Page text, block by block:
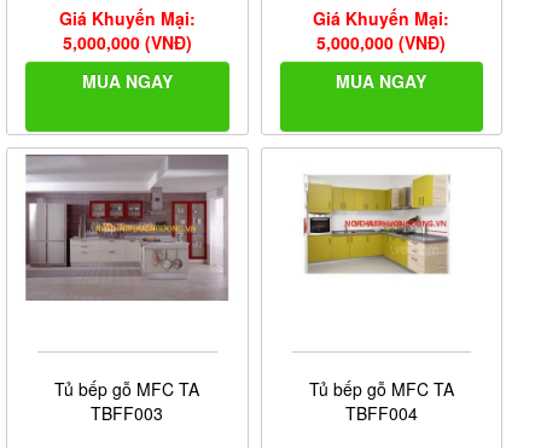
Giá Khuyến Mại:
5,000,000 (VNĐ)
MUA NGAY
Giá Khuyến Mại:
5,000,000 (VNĐ)
MUA NGAY
Tủ bếp gỗ MFC TA
TBFF003
Tủ bếp gỗ MFC TA
TBFF004